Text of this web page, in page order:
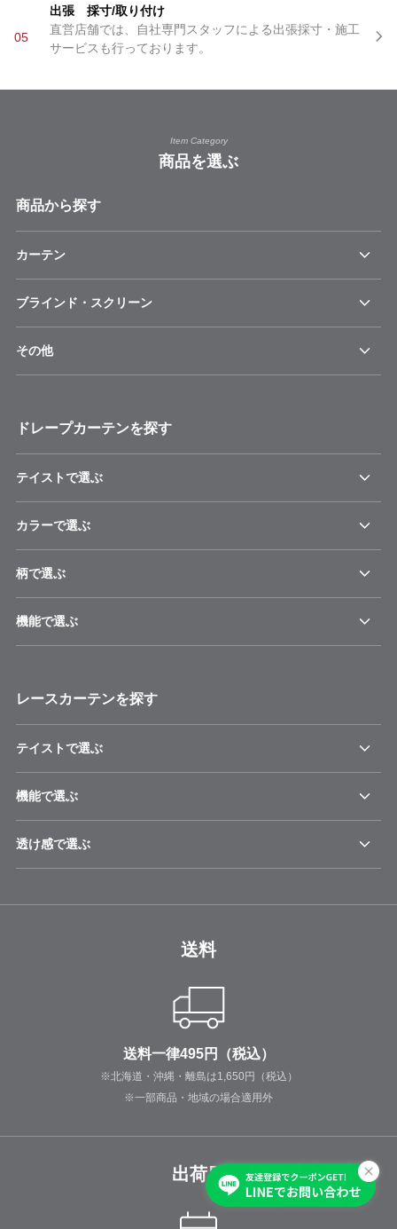
05
出張 採寸/取り付け
直営店舗では、自社専門スタッフによる出張採寸・施工
サービスも行っております。
Item Category
商品を選ぶ
商品から探す
カーテン
ブラインド・スクリーン
その他
ドレープカーテンを探す
テイストで選ぶ
カラーで選ぶ
柄で選ぶ
機能で選ぶ
レースカーテンを探す
テイストで選ぶ
機能で選ぶ
透け感で選ぶ
送料
送料一律495円（税込）
※北海道・沖縄・離島は1,650円（税込）
※一部商品・地域の場合適用外
出荷日